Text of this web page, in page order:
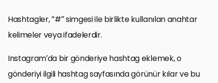
Hashtagler, “#” simgesi ile birlikte kullanılan anahtar
kelimeler veya ifadelerdir.
Instagram’da bir gönderiye hashtag eklemek, o
gönderiyi ilgili hashtag sayfasında görünür kılar ve bu